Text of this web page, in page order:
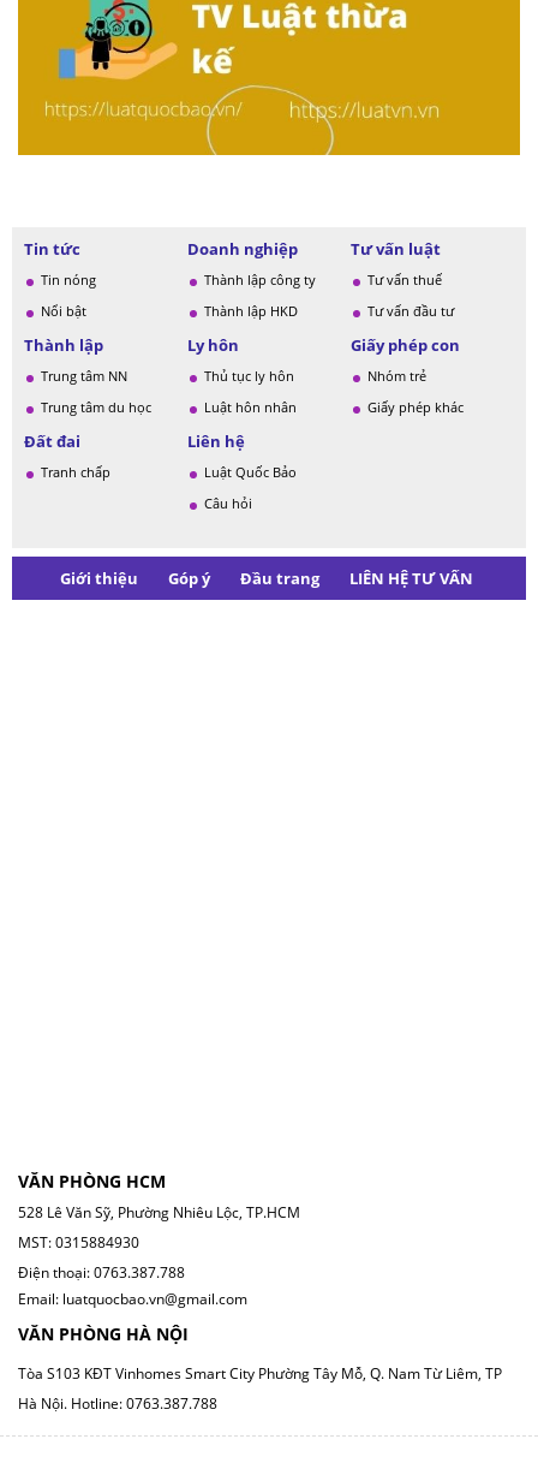
Tin tức
Tin nóng
Nổi bật
Doanh nghiệp
Thành lập công ty
Thành lập HKD
Tư vấn luật
Tư vấn thuế
Tư vấn đầu tư
Thành lập
Trung tâm NN
Trung tâm du học
Ly hôn
Thủ tục ly hôn
Luật hôn nhân
Giấy phép con
Nhóm trẻ
Giấy phép khác
Đất đai
Tranh chấp
Liên hệ
Luật Quốc Bảo
Câu hỏi
Giới thiệu Góp ý Đầu trang LIÊN HỆ TƯ VẤN
VĂN PHÒNG HCM
528 Lê Văn Sỹ, Phường Nhiêu Lộc, TP.HCM
MST: 0315884930
Điện thoại: 0763.387.788
Email: luatquocbao.vn@gmail.com
VĂN PHÒNG HÀ NỘI
Tòa S103 KĐT Vinhomes Smart City Phường Tây Mỗ, Q. Nam Từ Liêm, TP
Hà Nội. Hotline: 0763.387.788